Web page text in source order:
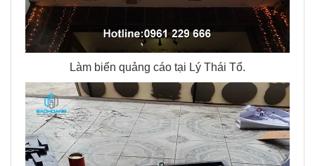
Làm biển quảng cáo tại Lý Thái Tổ.